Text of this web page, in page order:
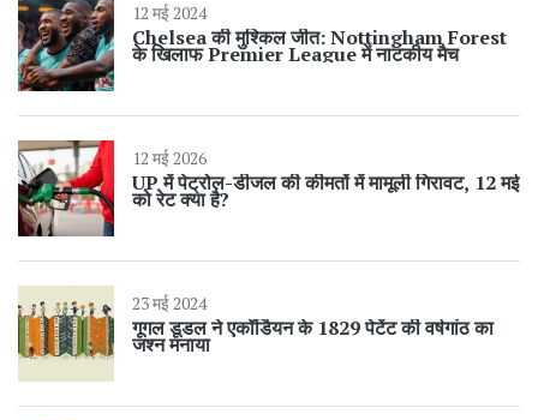
12 मई 2024
Chelsea की मुश्किल जीत: Nottingham Forest
के खिलाफ Premier League में नाटकीय मैच
12 मई 2026
UP में पेट्रोल-डीजल की कीमतों में मामूली गिरावट, 12 मई
को रेट क्या है?
23 मई 2024
गूगल डूडल ने एकॉर्डियन के 1829 पेटेंट की वर्षगांठ का
जश्न मनाया